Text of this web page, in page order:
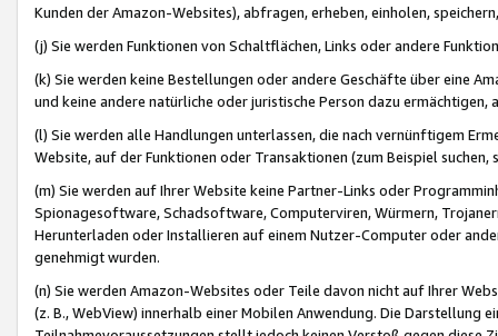
Kunden der Amazon-Websites), abfragen, erheben, einholen,
(j) Sie werden Funktionen von Schaltflächen, Links oder andere
(k) Sie werden keine Bestellungen oder andere Geschäfte über eine
und keine andere natürliche oder juristische Person dazu
(l) Sie werden alle Handlungen unterlassen, die nach vernünftigem
Website, auf der Funktionen oder Transaktionen (zum Beispiel
(m) Sie werden auf Ihrer Website keine Partner-Links oder
Spionagesoftware, Schadsoftware, Computerviren, Würmern,
Herunterladen oder Installieren auf einem Nutzer-Computer oder
genehmigt wurden.
(n) Sie werden Amazon-Websites oder Teile davon nicht auf Ihrer
(z. B., WebView) innerhalb einer Mobilen Anwendung. Die Darstellung